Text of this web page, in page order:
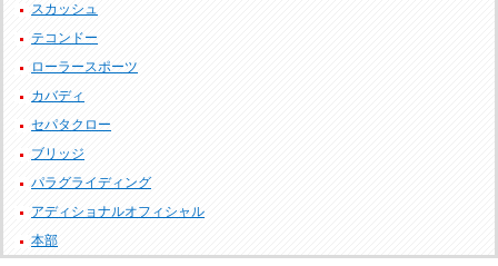
スカッシュ
テコンドー
ローラースポーツ
カバディ
セパタクロー
ブリッジ
パラグライディング
アディショナルオフィシャル
本部